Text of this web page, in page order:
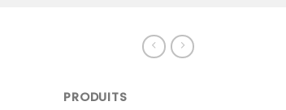
PRODUITS